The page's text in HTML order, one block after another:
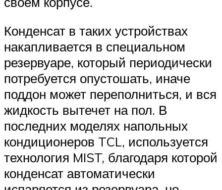
Конденсат в таких устройствах
накапливается в специальном
резервуаре, который периодически
потребуется опустошать, иначе
поддон может переполниться, и вся
жидкость вытечет на пол. В
последних моделях напольных
кондиционеров TCL, используется
технология MIST, благодаря которой
конденсат автоматически